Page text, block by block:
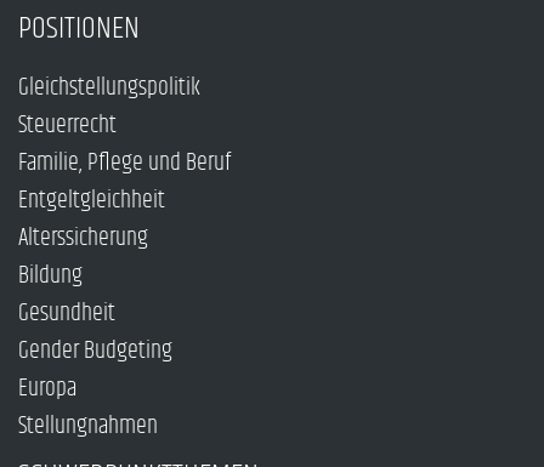
POSITIONEN
Gleichstellungspolitik
Steuerrecht
Familie, Pflege und Beruf
Entgeltgleichheit
Alterssicherung
Bildung
Gesundheit
Gender Budgeting
Europa
Stellungnahmen